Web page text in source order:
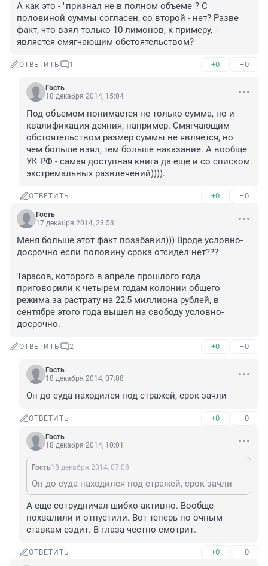
А как это - "признал не в полном объеме"? С
половиной суммы согласен, со второй - нет? Разве
факт, что взял только 10 лимонов, к примеру, -
является смягчающим обстоятельством?
ОТВЕТИТЬ 1 +0 –0
Гость
18 декабря 2014, 15:04
Под объемом понимается не только сумма, но и
квалификация деяния, например. Смягчающим
обстоятельством размер суммы не является, но
чем больше взял, тем больше наказание. А вообще
УК РФ - самая доступная книга да еще и со списком
экстремальных развлечений)))).
ОТВЕТИТЬ +0 –0
Гость
17 декабря 2014, 23:53
Меня больше этот факт позабавил))) Вроде условно-
досрочно если половину срока отсидел нет???
Тарасов, которого в апреле прошлого года
приговорили к четырем годам колонии общего
режима за растрату на 22,5 миллиона рублей, в
сентябре этого года вышел на свободу условно-
досрочно.
ОТВЕТИТЬ 2 +0 –0
Гость
18 декабря 2014, 07:08
Он до суда находился под стражей, срок зачли
ОТВЕТИТЬ +0 –0
Гость
18 декабря 2014, 10:01
Гость18 декабря 2014, 07:08
Он до суда находился под стражей, срок зачли
А еще сотрудничал шибко активно. Вообще
похвалили и отпустили. Вот теперь по очным
ставкам ездит. В глаза честно смотрит.
ОТВЕТИТЬ +0 –0